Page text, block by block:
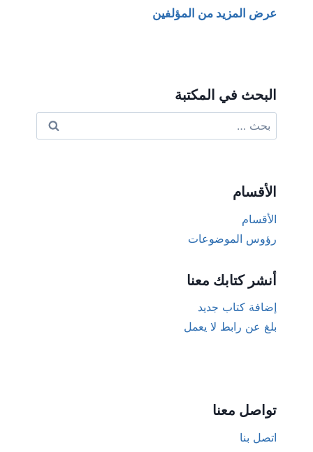
عرض المزيد من المؤلفين
البحث في المكتبة
عن:
الأقسام
الأقسام
رؤوس الموضوعات
أنشر كتابك معنا
إضافة كتاب جديد
بلغ عن رابط لا يعمل
تواصل معنا
اتصل بنا